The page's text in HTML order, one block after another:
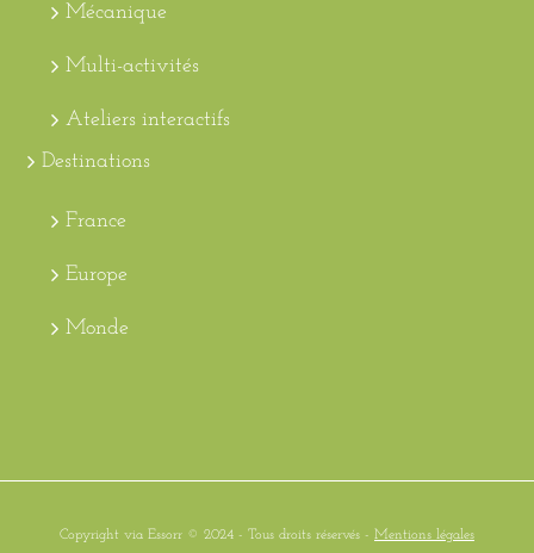
Mécanique
Multi-activités
Ateliers interactifs
Destinations
France
Europe
Monde
Copyright via Essorr © 2024 - Tous droits réservés - Mentions légales